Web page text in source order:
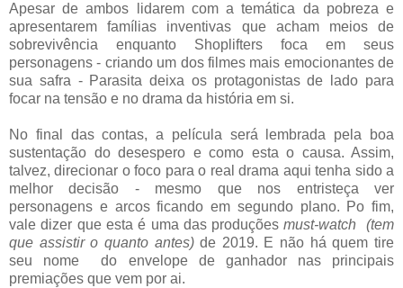
Apesar de ambos lidarem com a temática da pobreza e
apresentarem famílias inventivas que acham meios de
sobrevivência enquanto Shoplifters foca em seus
personagens - criando um dos filmes mais emocionantes de
sua safra - Parasita deixa os protagonistas de lado para
focar na tensão e no drama da história em si.
No final das contas, a película será lembrada pela boa
sustentação do desespero e como esta o causa. Assim,
talvez, direcionar o foco para o real drama aqui tenha sido a
melhor decisão - mesmo que nos entristeça ver
personagens e arcos ficando em segundo plano. Po fim,
vale dizer que esta é uma das produçõesmust-watch (tem
que assistir o quanto antes)de 2019. E não há quem tire
seu nome do envelope de ganhador nas principais
premiações que vem por ai.